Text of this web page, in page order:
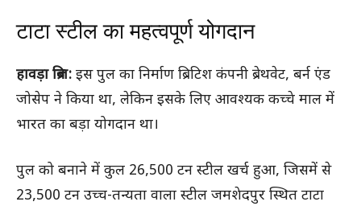
टाटा स्टील का महत्वपूर्ण योगदान
हावड़ा ब्रिज: इस पुल का निर्माण ब्रिटिश कंपनी ब्रेथवेट, बर्न एंड
जोसेप ने किया था, लेकिन इसके लिए आवश्यक कच्चे माल में
भारत का बड़ा योगदान था।
पुल को बनाने में कुल 26,500 टन स्टील खर्च हुआ, जिसमें से
23,500 टन उच्च-तन्यता वाला स्टील जमशेदपुर स्थित टाटा